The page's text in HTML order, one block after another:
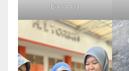
Bandung